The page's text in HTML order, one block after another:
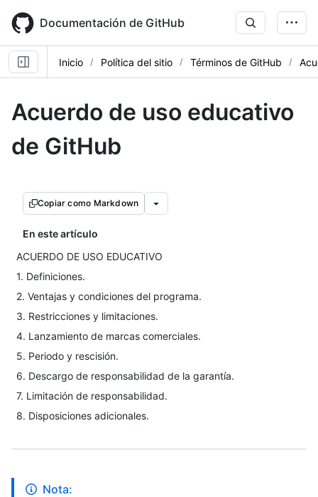
main
content
Documentación de GitHub
Inicio Política del sitio Términos de GitHub
Acuerdo de uso educativo
de GitHub
Copiar como Markdown
En este artículo
ACUERDO DE USO EDUCATIVO
1. Definiciones.
2. Ventajas y condiciones del programa.
3. Restricciones y limitaciones.
4. Lanzamiento de marcas comerciales.
5. Periodo y rescisión.
6. Descargo de responsabilidad de la garantía.
7. Limitación de responsabilidad.
8. Disposiciones adicionales.
Nota: